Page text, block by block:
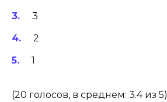
3
2
1
(20 голосов, в среднем: 3.4 из 5)